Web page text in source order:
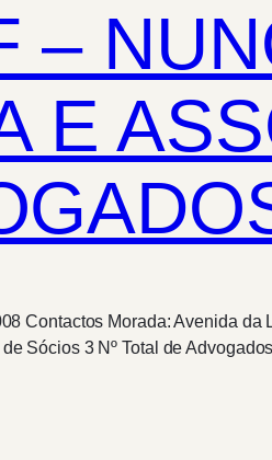
–
E
Contactos Morada: Avenida da
Sócios 3 Nº Total de